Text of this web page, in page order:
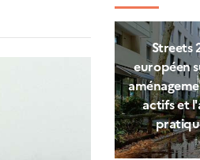
Streets
européen
actifs et